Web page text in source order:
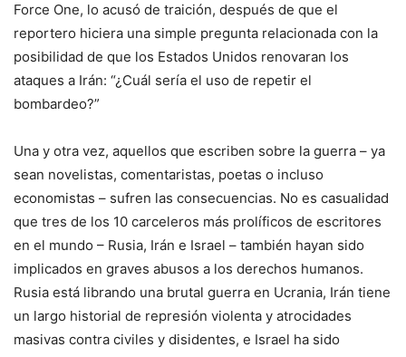
Force One, lo acusó de traición, después de que el
reportero hiciera una simple pregunta relacionada con la
posibilidad de que los Estados Unidos renovaran los
ataques a Irán: “¿Cuál sería el uso de repetir el
bombardeo?”
Una y otra vez, aquellos que escriben sobre la guerra – ya
sean novelistas, comentaristas, poetas o incluso
economistas – sufren las consecuencias. No es casualidad
que tres de los 10 carceleros más prolíficos de escritores
en el mundo – Rusia, Irán e Israel – también hayan sido
implicados en graves abusos a los derechos humanos.
Rusia está librando una brutal guerra en Ucrania, Irán tiene
un largo historial de represión violenta y atrocidades
masivas contra civiles y disidentes, e Israel ha sido